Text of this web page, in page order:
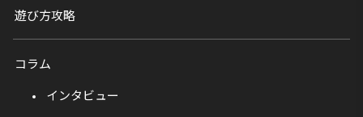
遊び方攻略
コラム
インタビュー